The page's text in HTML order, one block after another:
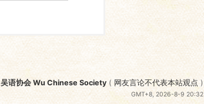
吴语协会 Wu Chinese Society ( 网友言论不代表本站观点 )
GMT+8, 2026-8-9 20:32